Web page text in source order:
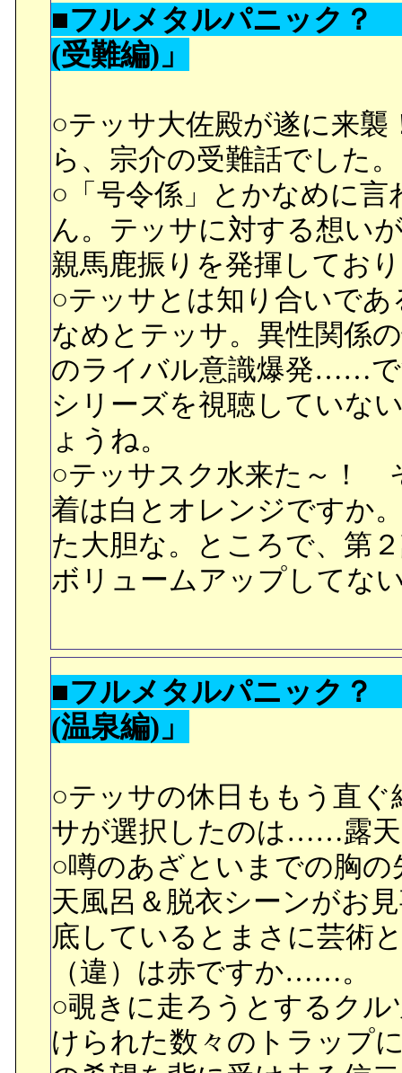
げ続けてきたのに、宇宙
悲しさ。宇宙で死ぬこと
■定期便を振り替えにし
キとフィー。喫煙室で神
間が嫌いなのだと言うハ
と言われているのに、気
かなと言うハチマキをフ
間の世界なんだ。今更宇
ないでしょうと。
○突然感情的になったフ
主体的に関わって来た人
された様な気がしたんで
■その騒ぎを聞きつけ、
ないので、こっそり外に
言葉が気になったハチマ
生まれて月で育った全部
だった。低重力で生まれ
えることが出来ないため
に降りることは出来ない
○タイトルから大体判っ
したか。見た目はもっと
成長振りを見るにつけ、
も、12歳でもあまり驚き
■フルメタルパニック？
(受難編)」
○テッサ大佐殿が遂に来
ら、宗介の受難話でした。
○「号令係」とかなめに
ん。テッサに対する想い
親馬鹿振りを発揮してお
○テッサとは知り合いで
なめとテッサ。異性関係
のライバル意識爆発……で
シリーズを視聴していな
ょうね。
○テッサスク水来た～！
着は白とオレンジですか
た大胆な。ところで、第
ボリュームアップしてな
■フルメタルパニック？
(温泉編)」
○テッサの休日ももう直
サが選択したのは……露
○噂のあざといまでの胸
天風呂＆脱衣シーンがお
底しているとまさに芸術
（違）は赤ですか……。
○覗きに走ろうとするク
けられた数々のトラップ